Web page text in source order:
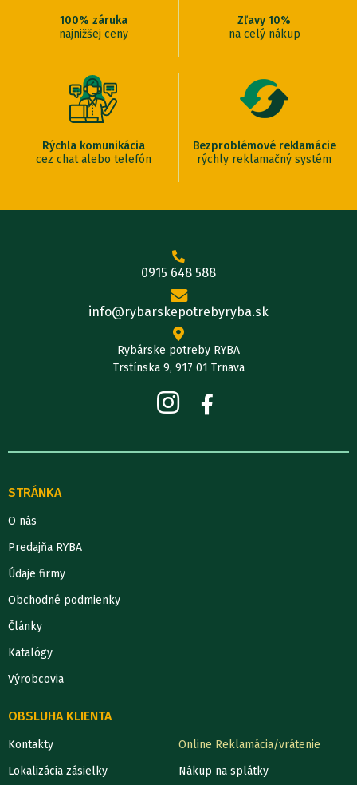
100% záruka
najnižšej ceny
Zľavy 10%
na celý nákup
Rýchla komunikácia
cez chat alebo telefón
Bezproblémové reklamácie
rýchly reklamačný systém
0915 648 588
info@rybarskepotrebyryba.sk
Rybárske potreby RYBA
Trstínska 9, 917 01 Trnava
STRÁNKA
O nás
Predajňa RYBA
Údaje firmy
Obchodné podmienky
Články
Katalógy
Výrobcovia
OBSLUHA KLIENTA
Kontakty
Lokalizácia zásielky
Online Reklamácia/vrátenie
Nákup na splátky